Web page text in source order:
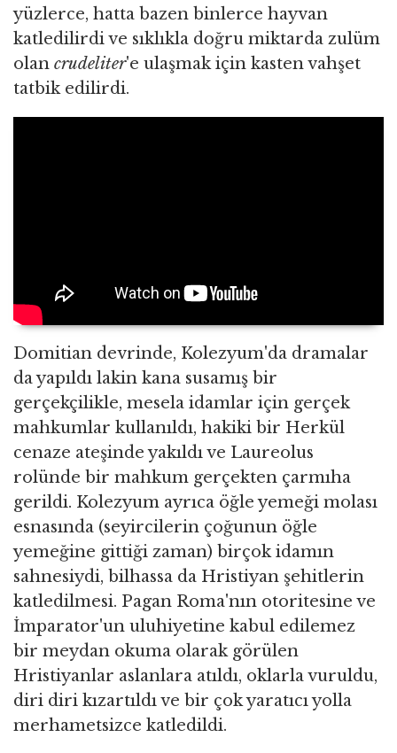
yüzlerce, hatta bazen binlerce hayvan
katledilirdi ve sıklıkla doğru miktarda zulüm
olan crudeliter'e ulaşmak için kasten vahşet
tatbik edilirdi.
Domitian devrinde, Kolezyum'da dramalar
da yapıldı lakin kana susamış bir
gerçekçilikle, mesela idamlar için gerçek
mahkumlar kullanıldı, hakiki bir Herkül
cenaze ateşinde yakıldı ve Laureolus
rolünde bir mahkum gerçekten çarmıha
gerildi. Kolezyum ayrıca öğle yemeği molası
esnasında (seyircilerin çoğunun öğle
yemeğine gittiği zaman) birçok idamın
sahnesiydi, bilhassa da Hristiyan şehitlerin
katledilmesi. Pagan Roma'nın otoritesine ve
İmparator'un uluhiyetine kabul edilemez
bir meydan okuma olarak görülen
Hristiyanlar aslanlara atıldı, oklarla vuruldu,
diri diri kızartıldı ve bir çok yaratıcı yolla
merhametsizce katledildi.